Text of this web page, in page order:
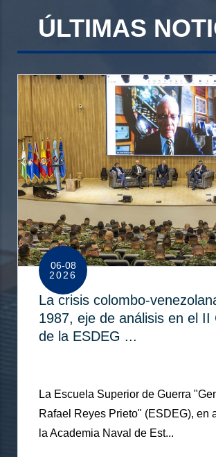
ÚLTIMAS
06-08
2026
La crisis colombo-
1987, eje de análisis en el II
de la ESDEG ...
La Escuela Superior de Guerra
Rafael Reyes Prieto" (ESDEG), en
la Academia Naval de Est...